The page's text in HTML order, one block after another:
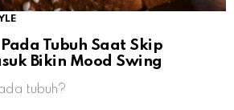
Tubuh Saat Skip
Bikin Mood Swing
tubuh?